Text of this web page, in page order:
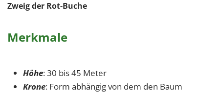
Zweig der Rot-Buche
Merkmale
Höhe: 30 bis 45 Meter
Krone: Form abhängig von dem den Baum